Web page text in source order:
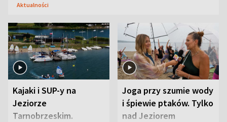
Aktualności
Kajaki i SUP-y na
Jeziorze
Tarnobrzeskim.
Joga przy szumie wody
i śpiewie ptaków. Tylko
nad Jeziorem